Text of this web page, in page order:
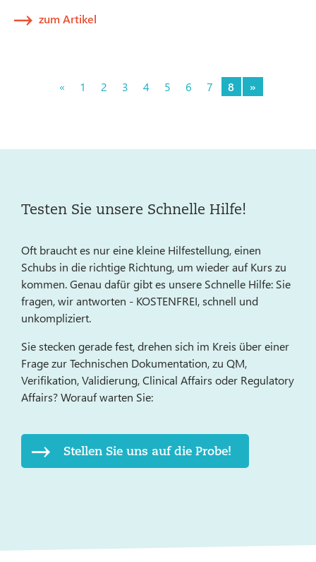
zum Artikel
« 1 2 3 4 5 6 7 8 »
Testen Sie unsere Schnelle Hilfe!
Oft braucht es nur eine kleine Hilfestellung, einen
Schubs in die richtige Richtung, um wieder auf Kurs zu
kommen. Genau dafür gibt es unsere Schnelle Hilfe: Sie
fragen, wir antworten - KOSTENFREI, schnell und
unkompliziert.
Sie stecken gerade fest, drehen sich im Kreis über einer
Frage zur Technischen Dokumentation, zu QM,
Verifikation, Validierung, Clinical Affairs oder Regulatory
Affairs? Worauf warten Sie:
Stellen Sie uns auf die Probe!